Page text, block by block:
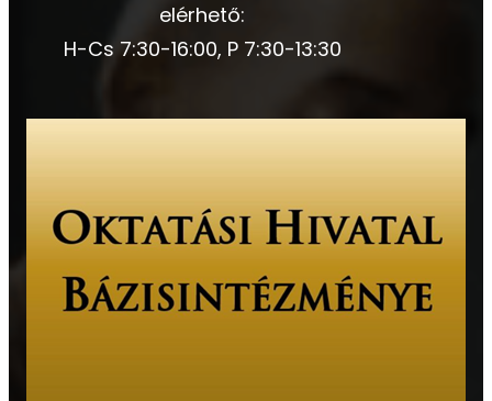
elérhető:
H-Cs 7:30-16:00, P 7:30-13:30